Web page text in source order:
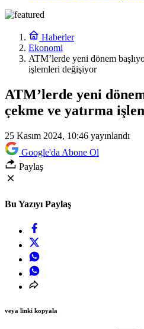
Haberler
Ekonomi
ATM’lerde yeni dönem
işlemleri değişiyor
ATM’lerde yeni
çekme ve yatırma
25 Kasım 2024, 10:46 yayınlandı
Google'da Abone Ol
Paylaş
Bu Yazıyı Paylaş
veya linki kopyala